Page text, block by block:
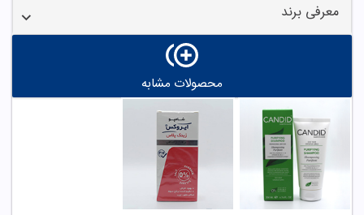
معرفی برند
محصولات مشابه